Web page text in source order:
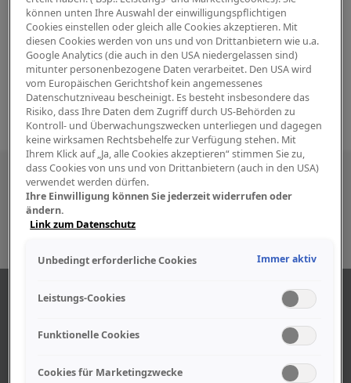
Besuchen Sie uns auch in den sozialen
Medien
Geschäftszeiten
können unten Ihre Auswahl der einwilligungspflichtigen
Cookies einstellen oder gleich alle Cookies akzeptieren. Mit
diesen Cookies werden von uns und von Drittanbietern wie u.a.
Google Analytics (die auch in den USA niedergelassen sind)
mitunter personenbezogene Daten verarbeitet. Den USA wird
vom Europäischen Gerichtshof kein angemessenes
Datenschutzniveau bescheinigt. Es besteht insbesondere das
Risiko, dass Ihre Daten dem Zugriff durch US-Behörden zu
Kontroll- und Überwachungszwecken unterliegen und dagegen
keine wirksamen Rechtsbehelfe zur Verfügung stehen. Mit
Ihrem Klick auf „Ja, alle Cookies akzeptieren“ stimmen Sie zu,
dass Cookies von uns und von Drittanbietern (auch in den USA)
verwendet werden dürfen.
Ihre Einwilligung können Sie jederzeit widerrufen oder
ändern.
Link zum Datenschutz
Unbedingt erforderliche Cookies Immer aktiv
Leistungs-Cookies
Funktionelle Cookies
Cookies für Marketingzwecke